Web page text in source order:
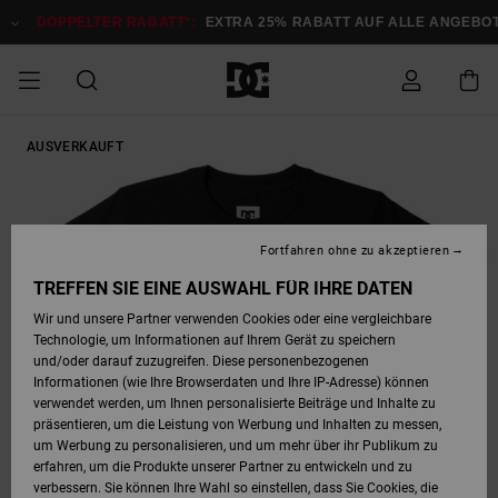
Produktinformation
DOPPELTER RABATT*: EXTRA 25% RABATT AUF ALLE ANGEBOTE
DOPPELTER
Sale
Accessoires
SALE SNOW
T-Shirts
Jacken &
SALE FRAUEN Snow
SALE KINDER
Sale
Sale
Sale Snow
Jacken &
Hoodies &
Court Graffik
Lynx
Pure
Net
Alle ansehen
HIGHLIGHTS Ducati
DC Command
Manteca
Construct
Ascend
SCHUHE
Skate
Sneakers
Sandalen
Winterschuhe
Snowboard
BEKLEIDUNG
Sweatshirts
T-shirts
Hemden
Jeans
Jacken &
ACCESSOIRES
Mützen
Taschen &
Court Graffik
Alle ansehen
HIGHLIGHTS Astrix
DC Command
Manteca
Best Sellers
SCHUHE
Sneakers
Skate
Sandalen
Snowboard
Unisex
KLEIDUNG
Alle ansehen
KINDER
Pure
Stag
SCHUHE Skate
Babyschuhe
Sneakers
Alle ansehen
BEKLEIDUNG
T-Shirts
Sweatshirts &
Hemden
ACCESSOIRES
Mützen
Taschen
Alle ansehen
SKATE
Alle ansehen
COMMUNITY
MÄNNER
Snowboard
Winterschuhe
Polarfleece &
Softshells
FRAUEN
Schneejacken
Alle ansehen
SNOW SHOP FÜR
KINDER
Mützen
Alle ansehen
Bestellung
Versand
Retouren
Bezahlung
Geschenkkarte
AUSVERKAUFT
TREFFEN SIE EINE AUSWAHL FÜR IHRE DATEN
Wir und unsere Partner verwenden Cookies oder eine vergleichbare
Technologie, um Informationen auf Ihrem Gerät zu speichern
und/oder darauf zuzugreifen. Diese personenbezogenen
Informationen (wie Ihre Browserdaten und Ihre IP-Adresse) können
verwendet werden, um Ihnen personalisierte Beiträge und Inhalte zu
präsentieren, um die Leistung von Werbung und Inhalten zu messen,
um Werbung zu personalisieren, und um mehr über ihr Publikum zu
erfahren, um die Produkte unserer Partner zu entwickeln und zu
verbessern. Sie können Ihre Wahl so einstellen, dass Sie Cookies, die
Fortfahren ohne zu akzeptieren